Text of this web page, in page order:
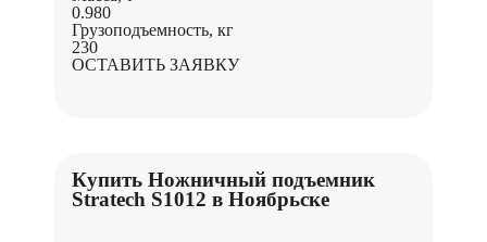
0.980
Грузоподъемность, кг
230
ОСТАВИТЬ ЗАЯВКУ
Купить Ножничный подъемник
Stratech S1012 в Ноябрьске